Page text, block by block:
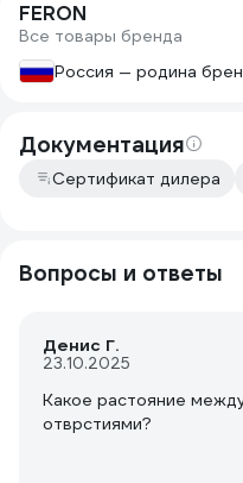
FERON
Все товары бренда
Россия — родина
Документация
Сертификат дилера
Вопросы и ответы
Денис Г.
23.10.2025
Какое растояние
отврстиями?